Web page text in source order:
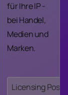
für Ihre IP -
bei Handel,
Medien und
Marken.
Licensing Post